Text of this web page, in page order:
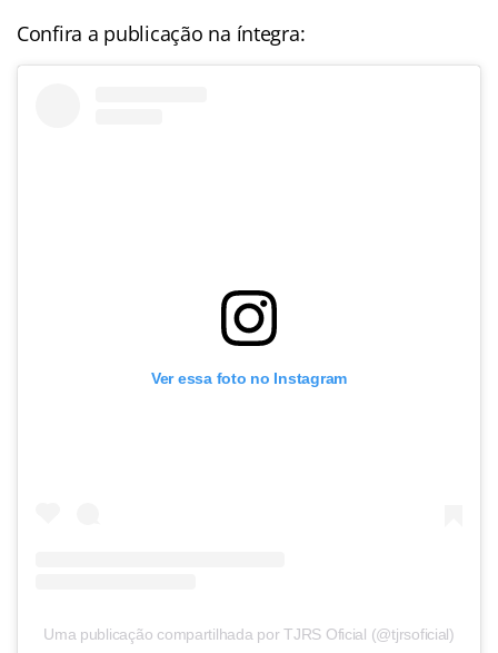
Confira a publicação na íntegra:
Ver essa foto no Instagram
Uma publicação compartilhada por TJRS Oficial (@tjrsoficial)